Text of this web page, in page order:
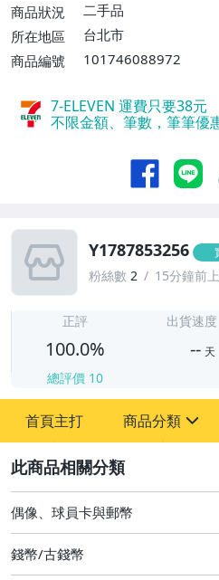
商品狀況
二手品
所在地區
台北市
商品編號
101746088972
7-ELEVEN 運費只要38元
不限金額、筆數，筆筆優
Y1787853256
粉絲數 2 15分鐘前
正評
100.0%
總評價 10
出貨速度
-- 天
首頁主打 商品分類
圖書/影音/文具
古董、藝術與礦石
居家、家具與園藝
偶像、球員卡與郵幣
錢幣/古錢幣